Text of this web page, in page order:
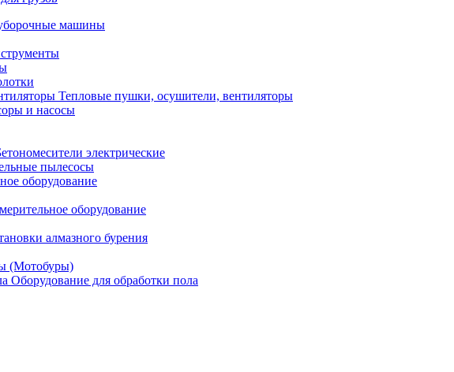
машины
Тепловые пушки, осушители, вентиляторы
и насосы
электрические
пылесосы
оборудование
оборудование
алмазного бурения
(Мотобуры)
Оборудование для обработки пола